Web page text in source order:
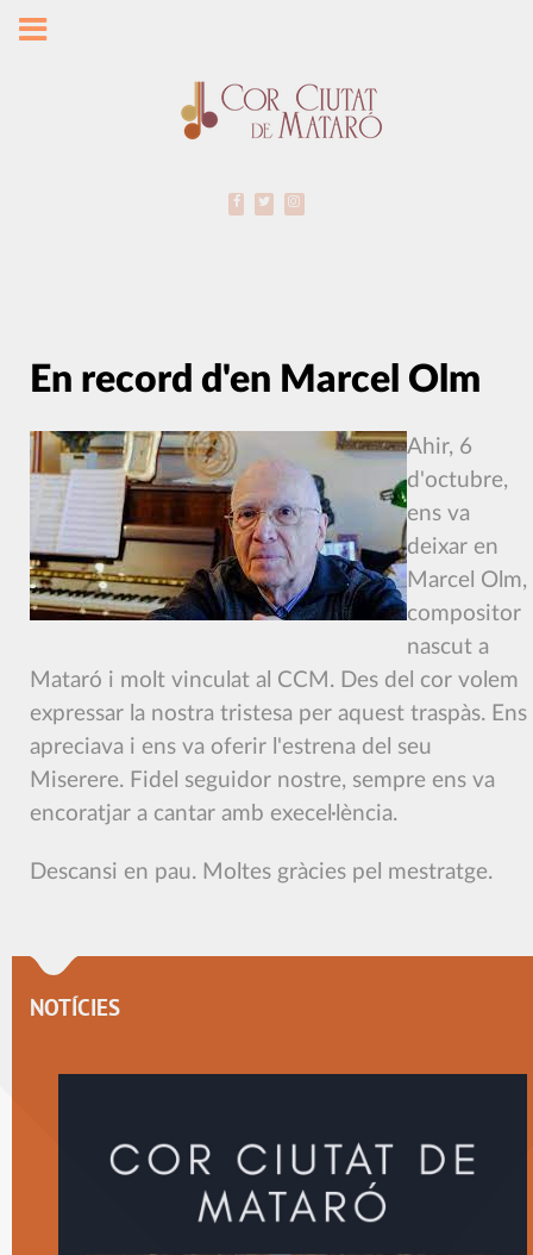
En record d'en Marcel Olm
Ahir, 6
d'octubre,
ens va
deixar en
Marcel Olm,
compositor
nascut a
Mataró i molt vinculat al CCM. Des del cor volem
expressar la nostra tristesa per aquest traspàs. Ens
apreciava i ens va oferir l'estrena del seu
Miserere. Fidel seguidor nostre, sempre ens va
encoratjar a cantar amb execel·lència.
Descansi en pau. Moltes gràcies pel mestratge.
NOTÍCIES